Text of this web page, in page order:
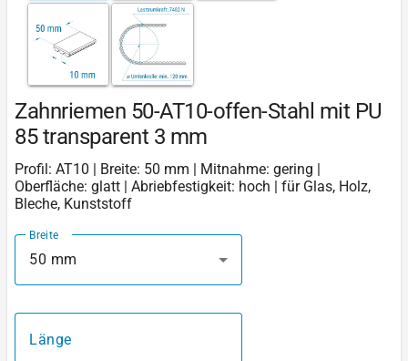
Zahnriemen 50-AT10-offen-Stahl mit PU
85 transparent 3 mm
Profil: AT10 | Breite: 50 mm | Mitnahme: gering |
Oberfläche: glatt | Abriebfestigkeit: hoch | für Glas, Holz,
Bleche, Kunststoff
Breite
50 mm
Länge